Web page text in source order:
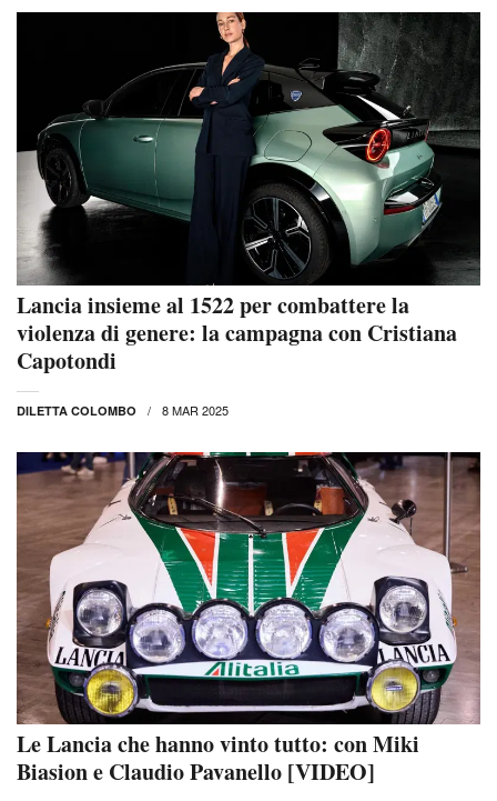
Lancia insieme al 1522 per combattere la
violenza di genere: la campagna con Cristiana
Capotondi
DILETTA COLOMBO 8 MAR 2025
Le Lancia che hanno vinto tutto: con Miki
Biasion e Claudio Pavanello [VIDEO]